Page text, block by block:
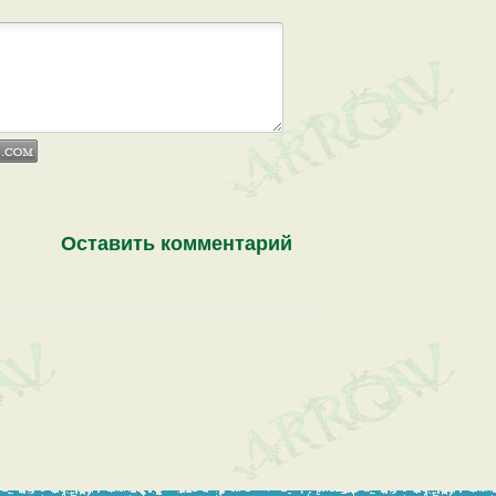
Оставить комментарий